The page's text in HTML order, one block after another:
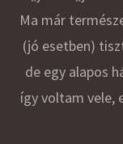
Ma már
(jó esetben)
de egy alapos
így voltam vele,